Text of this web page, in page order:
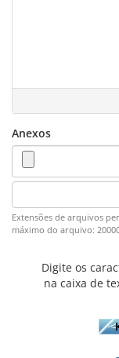
Anexos
Extensões de arquivos
máximo do arquivo:
Digite os
na caixa de